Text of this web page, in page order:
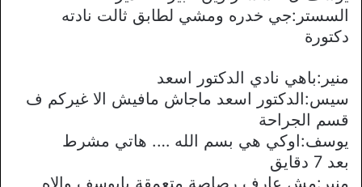
السستر:جي خدره ومشي لطابق ثالت نادته
دكتورة
منير:باهي نادي الدكتور اسعد
سيس:الدكتور اسعد ماجاش مافيش اﻻ غيركم ف
قسم الجراحة
يوسف:اوكي هي بسم الله …. هاتي مشرط
بعد 7 دقايق
منير:مش عارف رصاصة متعمقة يايوسف واﻻه